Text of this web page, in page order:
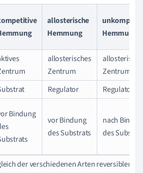
allosterische
Hemmung
Hemmung
allosterisches
Zentrum
Zentrum
Regulator Regulator
Bindung
vor Bindung
des Substrats
nach
des
der verschiedenen Arten reversibler